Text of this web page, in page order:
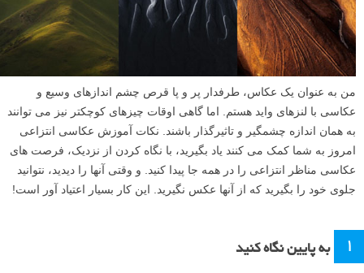
من به عنوان یک عکاس، طرفدار پر و پا قرص چشم اندازهای وسیع و
عکاسی با لنزهای واید هستم. اما گاهی اوقات چیزهای کوچکتر نیز می توانند
به همان اندازه چشمگیر و تاثیرگذار باشند. نکات آموزش عکاسی انتزاعی
امروز به شما کمک می کنند یاد بگیرید، با نگاه کردن از نزدیک، فرصت های
عکاسی مناظر انتزاعی را در همه جا پیدا کنید. و وقتی آنها را دیدید، نتوانید
جلوی خود را بگیرید که از آنها عکس نگیرید. این کار بسیار اعتیاد آور است!
۱ به پایین نگاه کنید